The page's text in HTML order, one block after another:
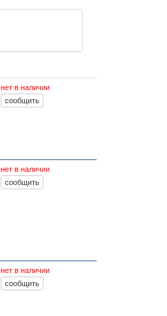
нет в наличии
нет в наличии
нет в наличии